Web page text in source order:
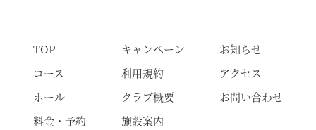
TOP
コース
ホール
料金・予約
キャンペーン
利用規約
クラブ概要
施設案内
お知らせ
アクセス
お問い合わせ